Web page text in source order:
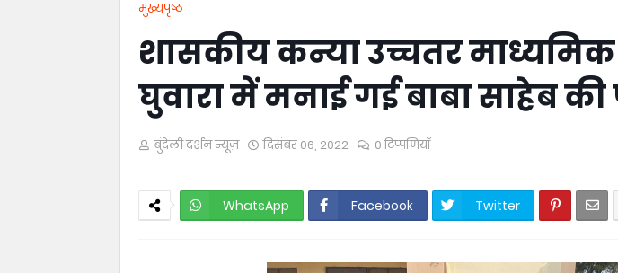
मुख्यपृष्ठ
शासकीय कन्या उच्चतर माध्यमिक
घुवारा में मनाई गई बाबा साहेब
बुंदेली दर्शन न्यूज़ दिसंबर 06, 2022 0 टिप्पणियाँ
WhatsApp Facebook Twitter